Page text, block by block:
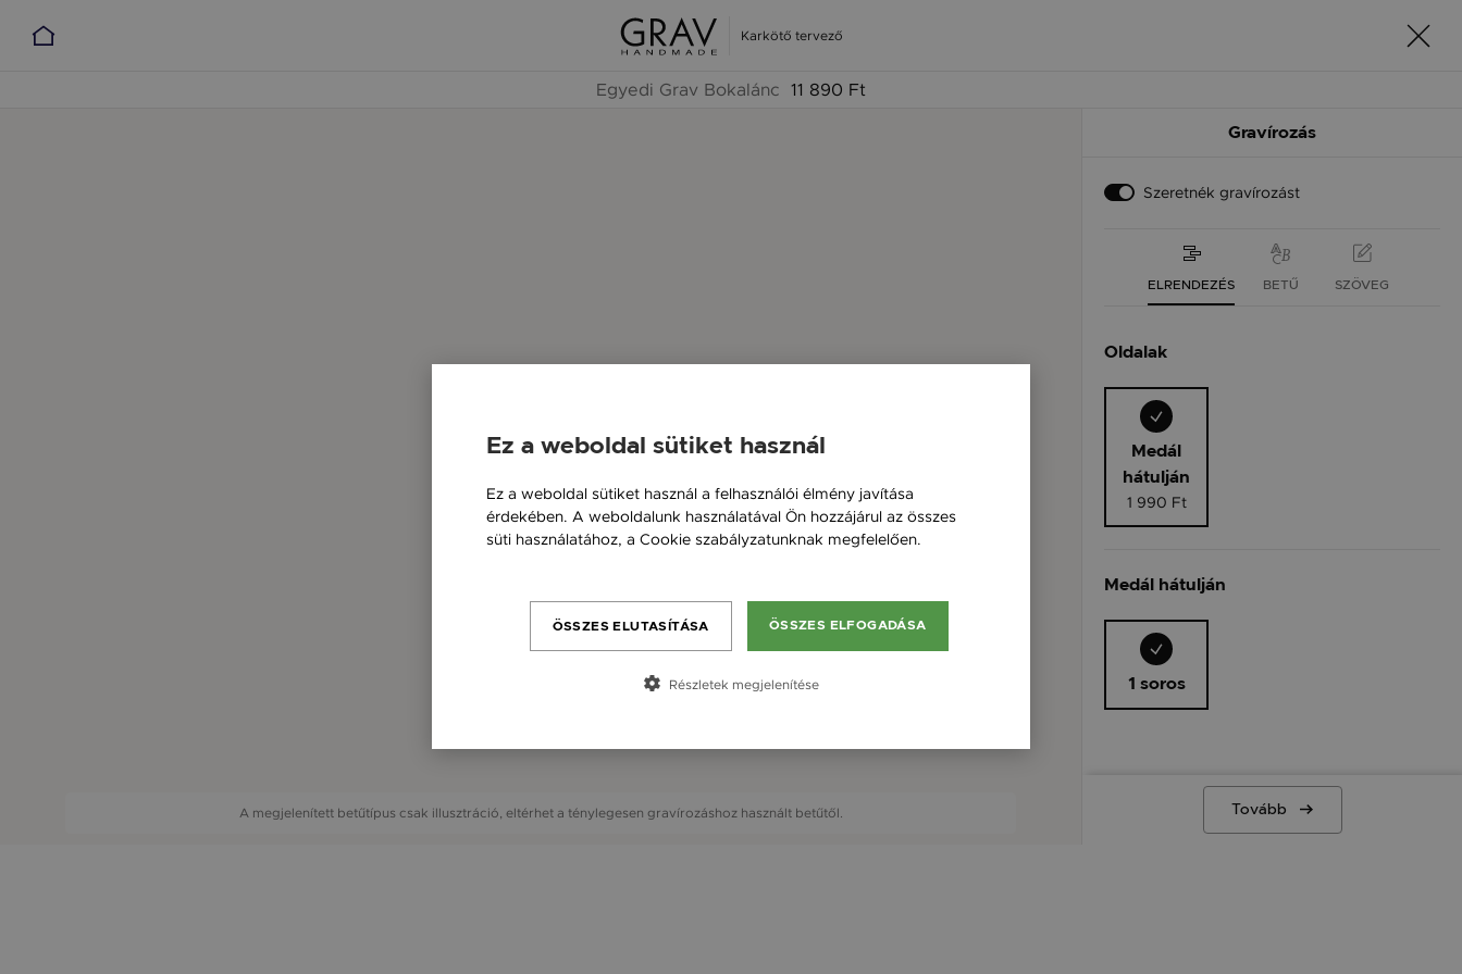
Karkötő tervező
Egyedi Grav Bokalánc 11 890 Ft
A megjelenített betűtípus csak illusztráció, eltérhet a ténylegesen gravírozáshoz használt betűtől.
Gravírozás
Szeretnék gravírozást
ELRENDEZÉS BETŰ SZÖVEG
Oldalak
Medál
hátulján
1 990 Ft
Medál hátulján
1 soros
Tovább
Ez a weboldal sütiket használ
Ez a weboldal sütiket használ a felhasználói élmény javítása
érdekében. A weboldalunk használatával Ön hozzájárul az összes
süti használatához, a Cookie szabályzatunknak megfelelően.
ÖSSZES ELFOGADÁSA
ÖSSZES ELUTASÍTÁSA
Részletek megjelenítése